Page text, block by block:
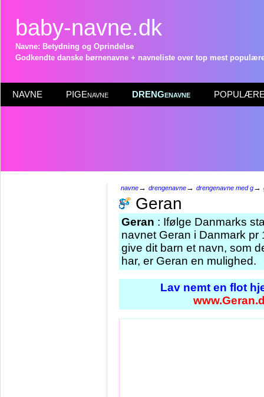
baby-navne.dk
Navne: Betydning og Oprindelse
Godkendte danske børnenavne + navneliste over top mest
NAVNE PIGEnavne DRENGenavne POPULÆRE
navne→ drengenavne→ drengenavne med g→
Geran
Geran : Ifølge Danmarks
navnet Geran i Danmark
give dit barn et navn, som
har, er Geran en mulighed.
Lav nemt en flot